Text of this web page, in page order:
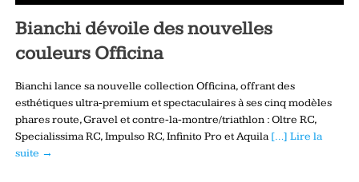
Bianchi dévoile des nouvelles
couleurs Officina
Bianchi lance sa nouvelle collection Officina, offrant des
esthétiques ultra‑premium et spectaculaires à ses cinq modèles
phares route, Gravel et contre‑la‑montre/triathlon : Oltre RC,
Specialissima RC, Impulso RC, Infinito Pro et Aquila […] Lire la
suite →